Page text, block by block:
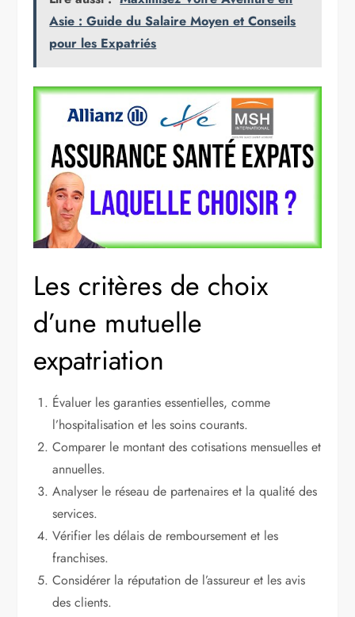
Asie : Guide du Salaire Moyen et Conseils
pour les Expatriés
Les critères de choix
d’une mutuelle
expatriation
Évaluer les garanties essentielles, comme
l’hospitalisation et les soins courants.
Comparer le montant des cotisations mensuelles et
annuelles.
Analyser le réseau de partenaires et la qualité des
services.
Vérifier les délais de remboursement et les
franchises.
Considérer la réputation de l’assureur et les avis
des clients.